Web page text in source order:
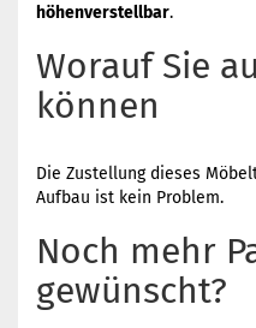
höhenverstellbar.
Worauf Sie
können
Die Zustellung dieses
Aufbau ist kein Problem.
Noch mehr
gewünscht?